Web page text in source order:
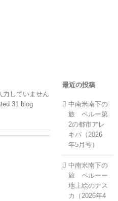
力していません
31 blog
最近の投稿
中南米南下の
旅 ペルー第
2の都市アレ
キパ（2026
年5月号）
中南米南下の
旅 ペルーー
地上絵のナス
カ（2026年4